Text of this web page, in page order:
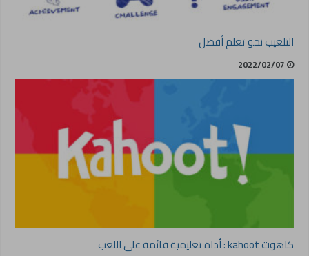
التلعيب نحو تعلم أفضل
2022/02/07
كاهوت kahoot : أداة تعليمية قائمة على اللعب